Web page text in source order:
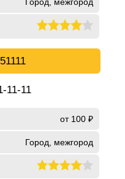
Город, межгород
11-11
от 100 ₽
Город, межгород